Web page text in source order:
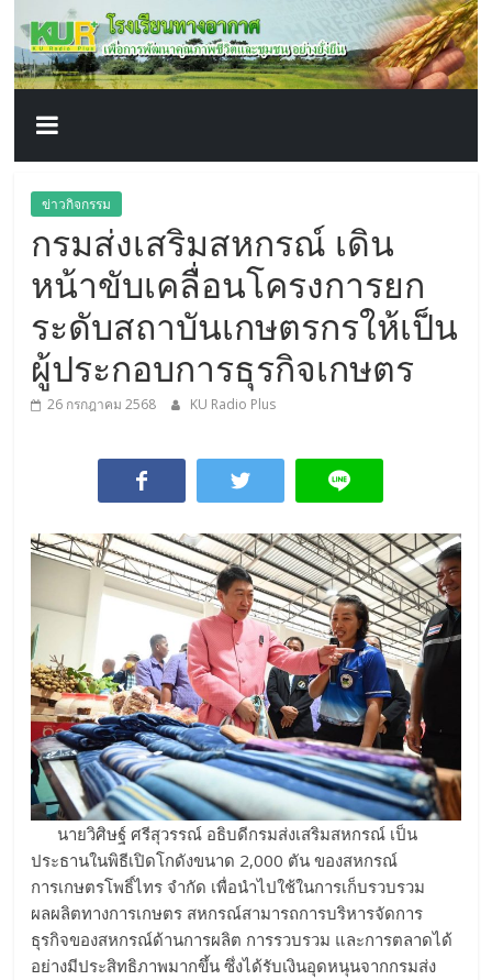
content
โรงเรียน
ทาง
อากาศ​
เพื่อ
พัฒนา
คุณภาพ
ชีวิต
ข่าวกิจกรรม
กรมส่งเสริมสหกรณ์ เดิน
หน้าขับเคลื่อนโครงการยก
ระดับสถาบันเกษตรกรให้เป็น
ผู้ประกอบการธุรกิจเกษตร
26 กรกฎาคม 2568 KU Radio Plus
นายวิศิษฐ์ ศรีสุวรรณ์ อธิบดีกรมส่งเสริมสหกรณ์ เป็น
ประธานในพิธีเปิดโกดังขนาด 2,000 ตัน ของสหกรณ์
การเกษตรโพธิ์ไทร จำกัด เพื่อนำไปใช้ในการเก็บรวบรวม
ผลผลิตทางการเกษตร สหกรณ์สามารถการบริหารจัดการ
ธุรกิจของสหกรณ์ด้านการผลิต การรวบรวม และการตลาดได้
อย่างมีประสิทธิภาพมากขึ้น ซึ่งได้รับเงินอุดหนุนจากกรมส่ง